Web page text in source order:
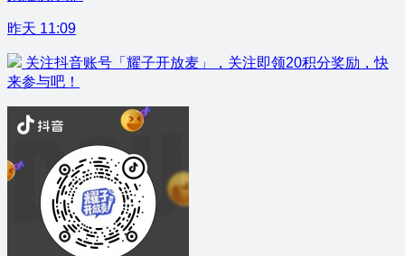
昨天 11:09
关注抖音账号「耀子开放麦」，关注即领20积分奖励，快
来参与吧！